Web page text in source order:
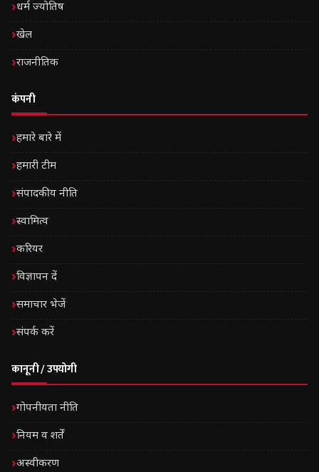
धर्म ज्योतिष
खेल
राजनीतिक
कंपनी
हमारे बारे में
हमारी टीम
संपादकीय नीति
स्वामित्व
करियर
विज्ञापन दें
समाचार भेजें
संपर्क करें
कानूनी / उपयोगी
गोपनीयता नीति
नियम व शर्तें
अस्वीकरण